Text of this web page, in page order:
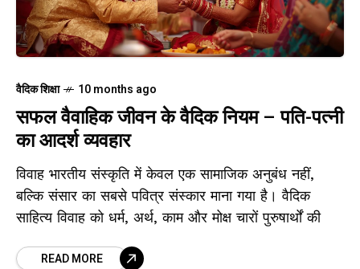
वैदिक शिक्षा 10 months ago
सफल वैवाहिक जीवन के वैदिक नियम – पति-पत्नी
का आदर्श व्यवहार
विवाह भारतीय संस्कृति में केवल एक सामाजिक अनुबंध नहीं,
बल्कि संसार का सबसे पवित्र संस्कार माना गया है। वैदिक
साहित्य विवाह को धर्म, अर्थ, काम और मोक्ष चारों पुरुषार्थों की
READ MORE